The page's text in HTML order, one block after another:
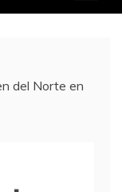
del Norte en